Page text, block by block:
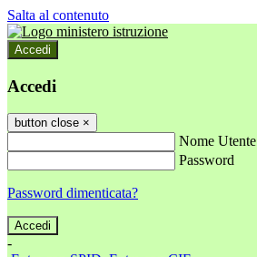
Salta al contenuto
Accedi
Accedi
button close ×
Nome Utente
Password
Password dimenticata?
-